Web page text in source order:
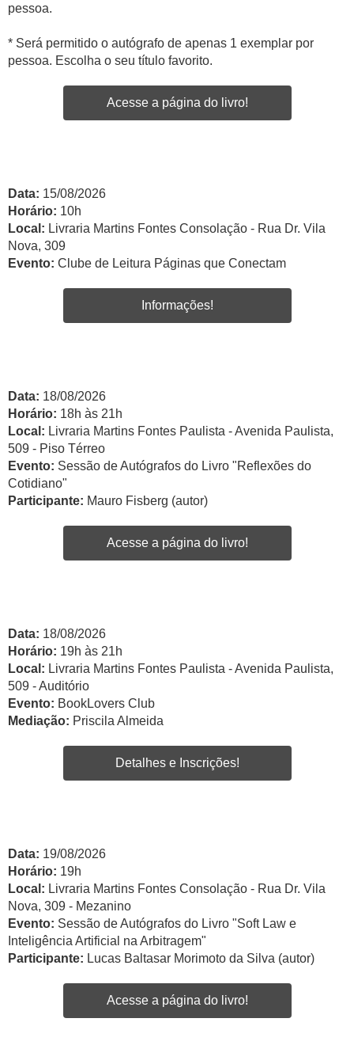
pessoa.
* Será permitido o autógrafo de apenas 1 exemplar por
pessoa. Escolha o seu título favorito.
Acesse a página do livro!
Data: 15/08/2026
Horário: 10h
Local: Livraria Martins Fontes Consolação - Rua Dr. Vila
Nova, 309
Evento: Clube de Leitura Páginas que Conectam
Informações!
Data: 18/08/2026
Horário: 18h às 21h
Local: Livraria Martins Fontes Paulista - Avenida Paulista,
509 - Piso Térreo
Evento: Sessão de Autógrafos do Livro "Reflexões do
Cotidiano"
Participante: Mauro Fisberg (autor)
Acesse a página do livro!
Data: 18/08/2026
Horário: 19h às 21h
Local: Livraria Martins Fontes Paulista - Avenida Paulista,
509 - Auditório
Evento: BookLovers Club
Mediação: Priscila Almeida
Detalhes e Inscrições!
Data: 19/08/2026
Horário: 19h
Local: Livraria Martins Fontes Consolação - Rua Dr. Vila
Nova, 309 - Mezanino
Evento: Sessão de Autógrafos do Livro "Soft Law e
Inteligência Artificial na Arbitragem"
Participante: Lucas Baltasar Morimoto da Silva (autor)
Acesse a página do livro!